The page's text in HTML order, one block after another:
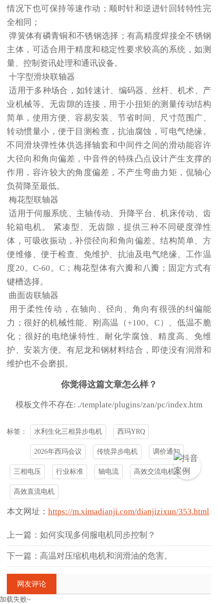
情况下也可保持等速作动；顺时针和逆进针回转特性完
全相同；
弹簧体有磷青铜和不锈钢选择；有高精度焊接全不锈钢
主体，可适合用于精度和稳定性要求较高的系统，如测
量、控制资讯处理和通讯设备。
十字型滑块联轴器
适用于多种场合，如转速计、编码器、丝杆、机术、产
业机械等。无齿隙的连接，用于小扭矩的测量传动结构
简单，使用方便、容易安装、节省时间、尺寸范围广、
转动惯量小，便于目测检查，抗油腐蚀，可电气绝缘。
不同滑块弹性体供选择轴套和中间件之间的滑动能容许
大径向和角向偏差，中音件的特殊凸点设计产生支撑的
作用，容许较大的角度偏差，不产生弯曲力矩，侃轴心
负荷降至最低。
梅花型联轴器
适用于伺服系统、主轴传动、升降平台、机床传动、齿
轮箱电机。 紧凑型、无齿隙，提供三种不同硬度弹性
体，可吸收振动，补偿径向和角向偏差。结构简单、方
便维修、便于检查、免维护、抗油及电气绝缘、工作温
度20。C-60。C；梅花型体有六瓣和八瓣；固定方式有
键槽选择。
曲面齿联轴器
用于柔性传动，在轴向、径向、角向有很强的纠偏能
力；很好的机械性能、刚高温（+100。C）、低温不脆
化；很好的电绝缘特性、耐化学腐蚀、精度高、免维
护、安装方便。有尼龙和钢材料结合，即使没有润滑和
维护也不会磨损。
你觉得这篇文章怎么样？
模板文件不存在: ./template/plugins/zan/pc/index.htm
标签： 水利生化三相异步电机 西玛YRQ
2026年西玛会议 传统异步电机 调价通知
三相电压 行业标准 轴电流 高效交流电机
高效直流电机
本文网址： https://m.ximadianji.com/dianjizixun/353.html
上一篇：如何实现多伺服电机同步控制？
下一篇：高温对压缩机电机和润滑油的危害。
网友评论
加载失败~